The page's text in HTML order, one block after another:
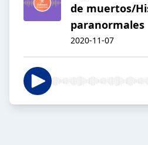
de muertos/
paranormales
2020-11-07